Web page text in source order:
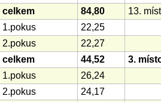
celkem
84,80
13.
1.pokus
22,25
2.pokus
22,27
celkem
44,52
3.
1.pokus
26,24
2.pokus
24,17